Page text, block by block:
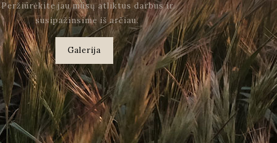
Peržiūrėkite jau mūsų atliktus darbus ir
susipažinsime iš arčiau.
Galerija